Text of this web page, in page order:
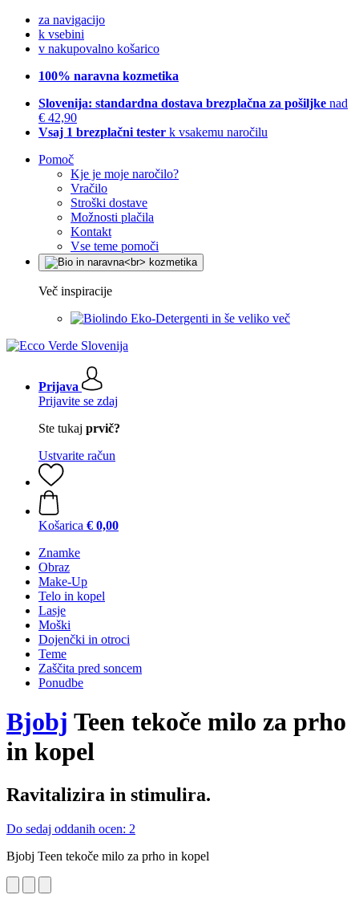
za navigacijo
k vsebini
v nakupovalno košarico
100% naravna kozmetika
Slovenija: standardna dostava brezplačna za pošiljke nad
€ 42,90
Vsaj 1 brezplačni tester k vsakemu naročilu
Pomoč
Kje je moje naročilo?
Vračilo
Stroški dostave
Možnosti plačila
Kontakt
Vse teme pomoči
Več inspiracije
Eko-Detergenti in še veliko več
Prijava
Prijavite se zdaj
Ste tukaj prvič?
Ustvarite račun
Košarica € 0,00
Znamke
Obraz
Make-Up
Telo in kopel
Lasje
Moški
Dojenčki in otroci
Teme
Zaščita pred soncem
Ponudbe
Bjobj Teen tekoče milo za prho
in kopel
Ravitalizira in stimulira.
Do sedaj oddanih ocen: 2
Bjobj Teen tekoče milo za prho in kopel